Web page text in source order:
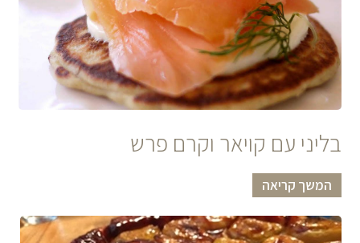
בליני עם קויאר וקרם פרש
המשך קריאה